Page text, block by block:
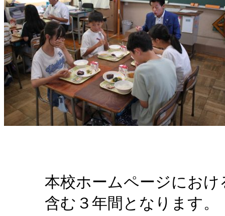
本校ホームページにお
含む３年間となります。